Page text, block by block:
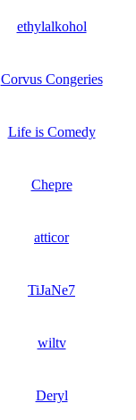
ethylalkohol
Corvus Congeries
Life is Comedy
Chepre
atticor
TiJaNe7
wiltv
Deryl